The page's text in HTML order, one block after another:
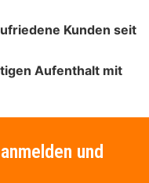
Kunden seit
Aufenthalt mit
und